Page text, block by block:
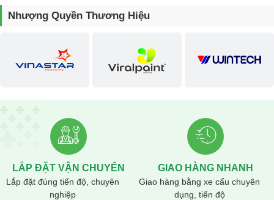
Nhượng Quyền Thương Hiệu
LẮP ĐẶT VẬN CHUYỂN
Lắp đặt đúng tiến độ, chuyên
nghiệp
GIAO HÀNG NHANH
Giao hàng bằng xe cẩu chuyên
dụng, tiến độ